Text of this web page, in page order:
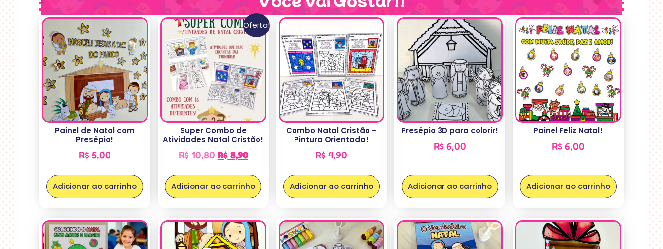
Painel de Natal com
Presépio!
R$5,00
Adicionar ao carrinho
Oferta!
Super Combo de
Atividades Natal Cristão!
R$10,80 R$8,90
Adicionar ao carrinho
Combo Natal Cristão –
Pintura Orientada!
R$ 4,90
Adicionar ao carrinho
Presépio 3D para colorir!
R$6,00
Adicionar ao carrinho
Painel Feliz Natal!
R$6,00
Adicionar ao carrinho